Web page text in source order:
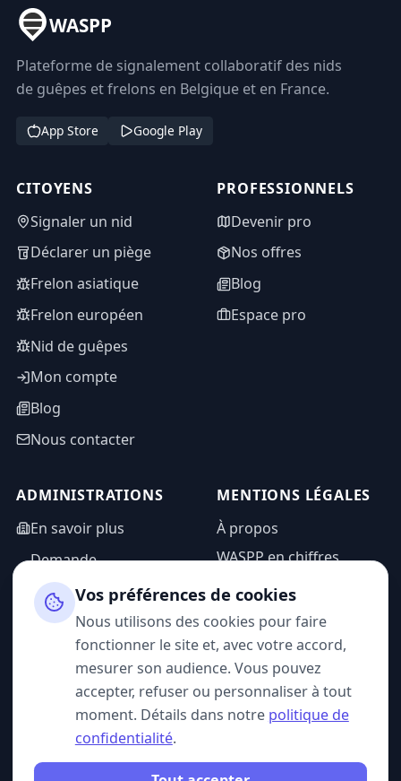
WASPP
Plateforme de signalement collaboratif des nids
de guêpes et frelons en Belgique et en France.
App Store Google Play
CITOYENS
Signaler un nid
Déclarer un piège
Frelon asiatique
Frelon européen
Nid de guêpes
Mon compte
Blog
Nous contacter
PROFESSIONNELS
Devenir pro
Nos offres
Blog
Espace pro
ADMINISTRATIONS
En savoir plus
Demande
d'information
Espace admin
MENTIONS LÉGALES
À propos
WASPP en chiffres
Mentions légales
Politique de
confidentialité
CGU
SUIVEZ-NOUS
Vos préférences de cookies
Nous utilisons des cookies pour faire
fonctionner le site et, avec votre accord,
mesurer son audience. Vous pouvez
accepter, refuser ou personnaliser à tout
moment. Détails dans notre politique de
confidentialité.